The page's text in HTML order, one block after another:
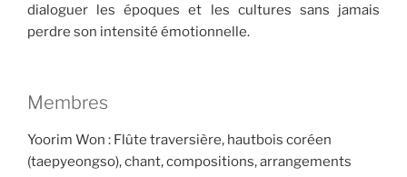
dialoguer les époques et les cultures sans jamais
perdre son intensité émotionnelle.
Membres
Yoorim Won : Flûte traversière, hautbois coréen
(taepyeongso), chant, compositions, arrangements